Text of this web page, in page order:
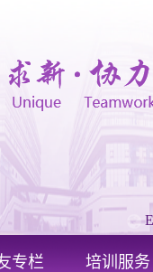
专栏 培训服务